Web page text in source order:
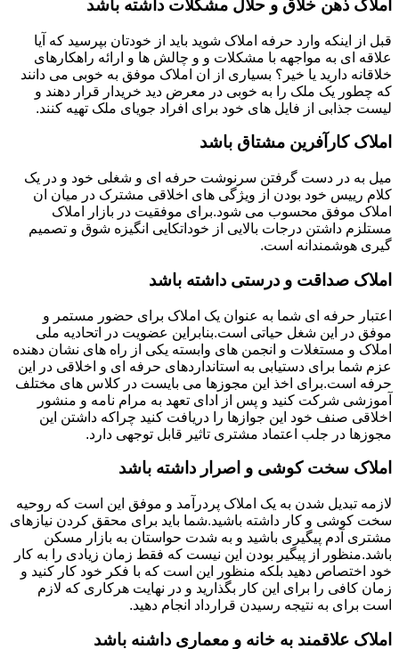
املاک ذهن خلاق و حلال مشکلات داشته باشد
قبل از اینکه وارد حرفه املاک شوید باید از خودتان بپرسید که آیا
علاقه ای به مواجهه با مشکلات و و چالش ها و ارائه راهکارهای
خلاقانه دارید یا خیر؟ بسیاری از ان املاک موفق به خوبی می دانند
که چطور یک ملک را به خوبی در معرض دید خریدار قرار دهند و
لیست جذابی از فایل های خود برای افراد جویای ملک تهیه کنند.
املاک کارآفرین مشتاق باشد
میل به در دست گرفتن سرنوشت حرفه ای و شغلی خود و در یک
کلام رییس خود بودن از ویژگی های اخلاقی مشترک در میان ان
املاک موفق محسوب می شود.برای موفقیت در بازار املاک
مستلزم داشتن درجات بالایی از خوداتکایی انگیزه شوق و تصمیم
گیری هوشمندانه است.
املاک صداقت و درستی داشته باشد
اعتبار حرفه ای شما به عنوان یک املاک برای حضور مستمر و
موفق در این شغل حیاتی است.بنابراین عضویت در اتحادیه ملی
املاک و مستغلات و انجمن های وابسته یکی از راه های نشان دهنده
عزم شما برای دستیابی به استانداردهای حرفه ای و اخلاقی در این
حرفه است.برای اخذ این مجوزها می بایست در کلاس های مختلف
آموزشی شرکت کنید و پس از ادای تعهد به مرام نامه و منشور
اخلاقی صنف خود این جوازها را دریافت کنید چراکه داشتن این
مجوزها در جلب اعتماد مشتری تاثیر قابل توجهی دارد.
املاک سخت کوشی و اصرار داشته باشد
لازمه تبدیل شدن به یک املاک پردرآمد و موفق این است که روحیه
سخت کوشی و کار داشته باشید.شما باید برای محقق کردن نیازهای
مشتری آدم پیگیری باشید و به شدت حواستان به بازار مسکن
باشد.منظور از پیگیر بودن این نیست که فقط زمان زیادی را به کار
خود اختصاص دهید بلکه منظور این است که با فکر خود کار کنید و
زمان کافی را برای این کار بگذارید و در نهایت هرکاری که لازم
است برای به نتیجه رسیدن قرارداد انجام دهید.
املاک علاقمند به خانه و معماری داشنه باشد